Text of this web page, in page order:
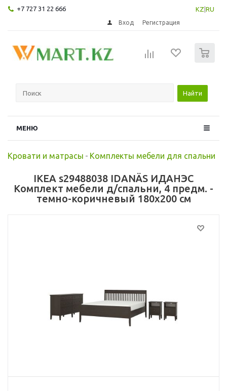
+7 727 31 22 666 KZ RU
Вход Регистрация
Найти
МЕНЮ
Кровати и матрасы - Комплекты мебели для спальни
IKEA s29488038 IDANÄS ИДАНЭС
Комплект мебели д/спальни, 4 предм. -
темно-коричневый 180x200 см